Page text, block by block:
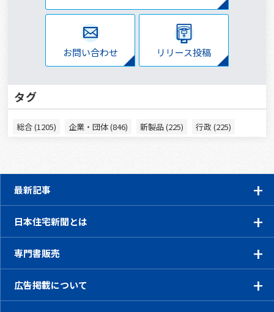
お問い合わせ リリース投稿
タグ
総合 (1205) 企業・団体 (846) 新製品 (225) 行政 (225)
最新記事
日本住宅新聞とは
専門書販売
広告掲載について